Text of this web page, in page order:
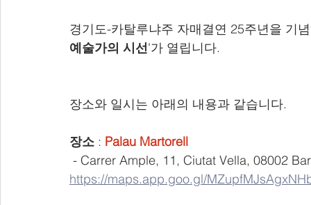
경기도-카탈루냐주 자매결연 25주년을 기
예술가의 시선'가 열립니다.
장소와 일시는 아래의 내용과 같습니다.
장소 : Palau Martorell
- Carrer Ample, 11, Ciutat Vella, 08002
https://maps.app.goo.gl/